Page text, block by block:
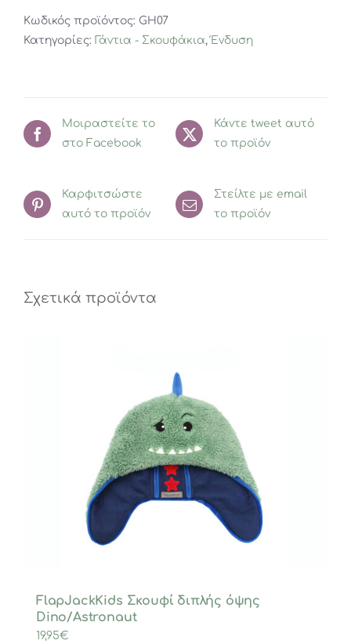
Cat/Super
Hero
Κωδικός προϊόντος: GH07
Κατηγορίες:
Γάντια - Σκουφάκια,Ένδυση
Μοιραστείτε το
στο Facebook
Κάντε tweet αυτό
το προϊόν
Καρφιτσώστε
αυτό το προϊόν
Στείλτε με email
το προϊόν
Σχετικά προϊόντα
FlapJackKids Σκουφί διπλής όψης
Dino/Astronaut
19,95€